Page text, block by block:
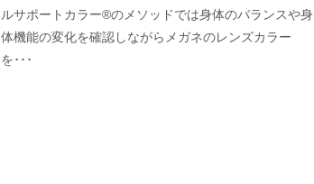
ルサポートカラー®のメソッドでは身体のバランスや身
体機能の変化を確認しながらメガネのレンズカラー
を･･･